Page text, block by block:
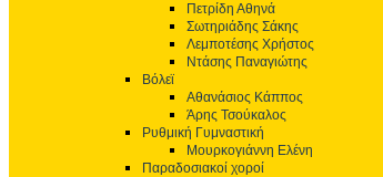
Πετρίδη Αθηνά
Σωτηριάδης Σάκης
Λεμποτέσης Χρήστος
Ντάσης Παναγιώτης
Βόλεϊ
Αθανάσιος Κάππος
Άρης Τσούκαλος
Ρυθμική Γυμναστική
Μουρκογιάννη Ελένη
Παραδοσιακοί χοροί